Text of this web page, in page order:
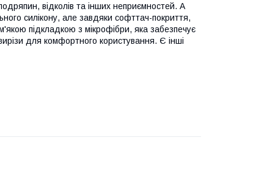
відколів та інших неприємностей. А
силікону, але завдяки софттач-покриття,
підкладкою з мікрофібри, яка забезпечує
для комфортного користування. Є інші